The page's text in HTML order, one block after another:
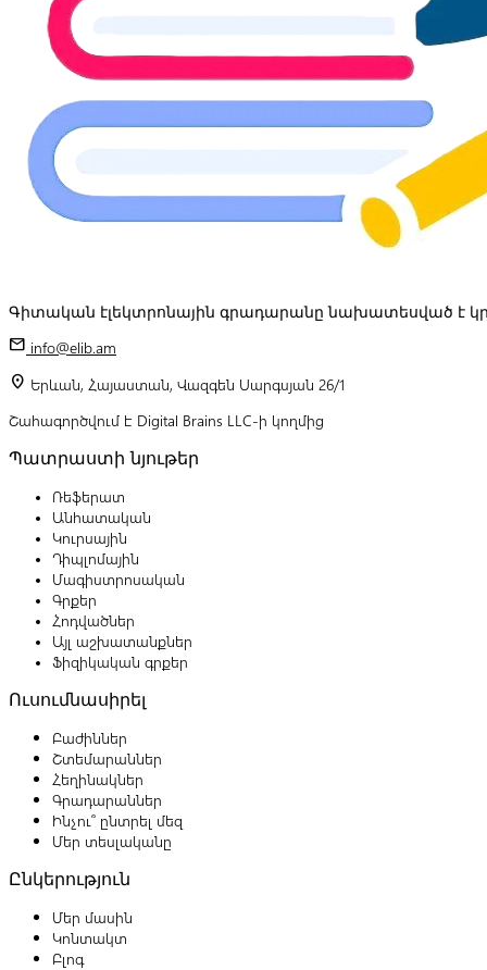
Գիտական էլեկտրոնային գրադարանը նախատեսված է
mail info@elib.am
location_on Երևան, Հայաստան, Վազգեն Սարգսյան 26/1
Շահագործվում է Digital Brains LLC-ի կողմից
Պատրաստի նյութեր
Ռեֆերատ
Անհատական
Կուրսային
Դիպլոմային
Մագիստրոսական
Գրքեր
Հոդվածներ
Այլ աշխատանքներ
Ֆիզիկական գրքեր
Ուսումնասիրել
Բաժիններ
Շտեմարաններ
Հեղինակներ
Գրադարաններ
Ինչու՞ ընտրել մեզ
Մեր տեսլականը
Ընկերություն
Մեր մասին
Կոնտակտ
Բլոգ